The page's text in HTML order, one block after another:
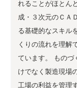
れることがほとん
成・３次元のＣＡ
る基礎的なスキル
くりの流れを理解
ています。 ものづ
けでなく製造現場
工場の利益を管理